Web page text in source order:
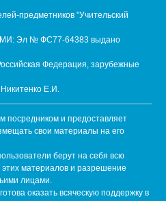
предметников "Учительский
Эл № ФС77-64383 выдано
Федерация, зарубежные
Е.И.
и предоставляет
свои материалы на его
берут на себя всю
материалов и разрешение
лицами.
оказать всяческую поддержку в